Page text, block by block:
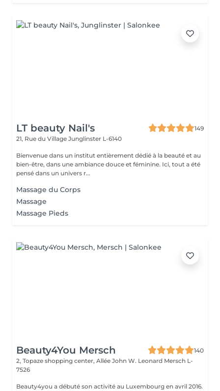
LT beauty Nail's
149
21, Rue du Village Junglinster L-6140
Bienvenue dans un institut entièrement dédié à la beauté et au
bien-être, dans une ambiance douce et féminine. Ici, tout a été
pensé dans un univers r...
Massage du Corps
Massage
Massage Pieds
Beauty4You Mersch
140
2, Topaze shopping center, Allée John W. Leonard Mersch L-
7526
Beauty4you a débuté son activité au Luxembourg en avril 2016.